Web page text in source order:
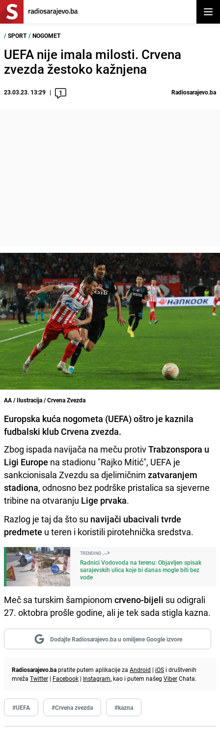
/ SPORT / NOGOMET
UEFA nije imala milosti. Crvena
zvezda žestoko kažnjena
23.03.23. 13:29 1 Radiosarajevo.ba
AA / Ilustracija / Crvena Zvezda
Europska kuća nogometa (UEFA) oštro je kaznila
fudbalski klub Crvena zvezda.
Zbog ispada navijača na meču protivTrabzonspora u
Ligi Europe na stadionu "Rajko Mitić", UEFA je
sankcionisala Zvezdu sa djelimičnim zatvaranjem
stadiona, odnosno bez podrške pristalica sa sjeverne
tribine na otvaranju Lige prvaka.
Razlog je taj da što su navijači ubacivali tvrde
predmete u teren i koristili pirotehnička sredstva.
TRENDING
Radnici Vodovoda na terenu: Objavljen spisak
sarajevskih ulica koje bi danas mogle biti bez
vode
Meč sa turskim šampionom crveno-bijeli su odigrali
27. oktobra prošle godine, ali je tek sada stigla kazna.
Dodajte Radiosarajevo.ba u omiljene Google izvore
Radiosarajevo.bapratite putem aplikacije za Android | iOS i društvenih
mreža Twitter | Facebook | Instagram, kao i putem našeg ViberChata.
#UEFA #Crvena zvezda #kazna